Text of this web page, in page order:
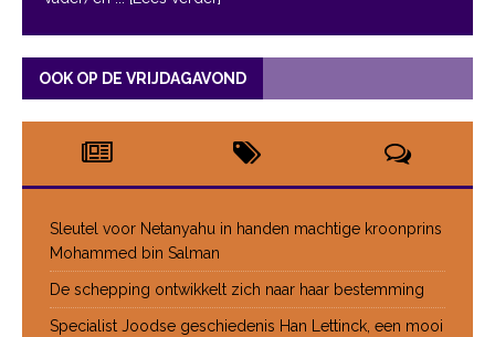
OOK OP DE VRIJDAGAVOND
Sleutel voor Netanyahu in handen machtige kroonprins
Mohammed bin Salman
De schepping ontwikkelt zich naar haar bestemming
Specialist Joodse geschiedenis Han Lettinck, een mooi